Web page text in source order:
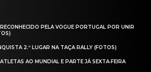
PELA VOGUE PORTUGAL POR UNIR
2.º LUGAR NA TAÇA RALLY (FOTOS)
AO MUNDIAL E PARTE JÁ SEXTA‑FEIRA